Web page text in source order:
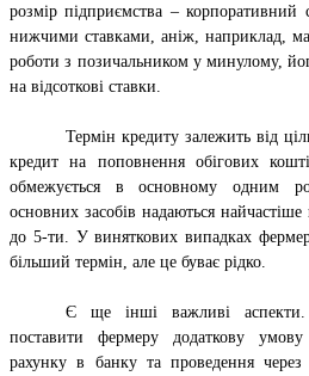
розмір підприємства – корпоративний
нижчими ставками, аніж, наприклад,
роботи з позичальником у минулому,
на відсоткові ставки.
Термін кредиту залежить від
кредит на поповнення обігових
обмежується в основному одним
основних засобів надаються
до 5-ти. У виняткових випадках
більший термін, але це буває рідко.
Є ще інші важливі
поставити фермеру додаткову умову
рахунку в банку та проведення через